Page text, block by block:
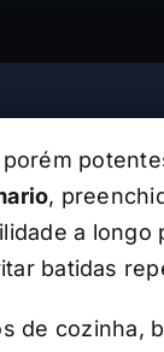
,
a
batidas
de cozinha,